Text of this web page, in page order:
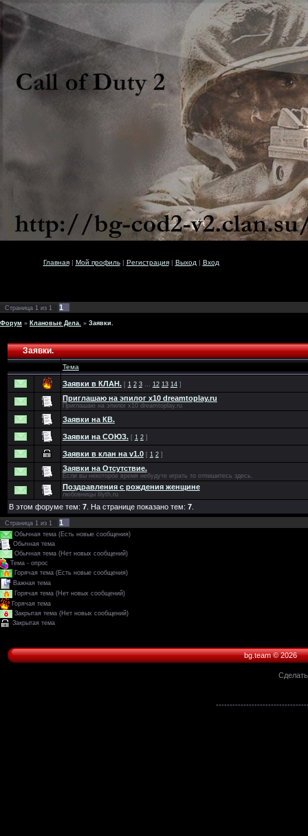
Главная| Мой профиль| Регистрация| Выход | Вход
Страница 1 из 1 1
Форум » Клановые Дела. » Заявки.
Заявки.
Тема
Заявки в КЛАН. [ 1 2 3… 12 13 14]
Приглашаю на эпилог х10 dreamtoplay.ru
Приглашаю на эпилог х10 dreamtoplay.ru
Заявки на КВ.
Заявки на СОЮЗ. [ 1 2]
Заявки в клан на v1.0 [ 1 2]
Заявки на Отсутствие.
Если вы некоторое время небудуте играть то отпишитесь здесь.
Поздравления с рождения женщине
любовницы lilyth.ru
В этом форуме тем: 7. На странице показано тем: 7.
Страница 1 из 1 1
Обычная тема (Есть новые сообщения)
Обычная тема
Обычная тема (Нет новых сообщений)
Тема - опрос
Горячая тема (Есть новые сообщения)
Важная тема
Горячая тема (Нет новых сообщений)
Горячая тема
Закрытая тема (Нет новых сообщений)
Закрытая тема
bg.team © 2026